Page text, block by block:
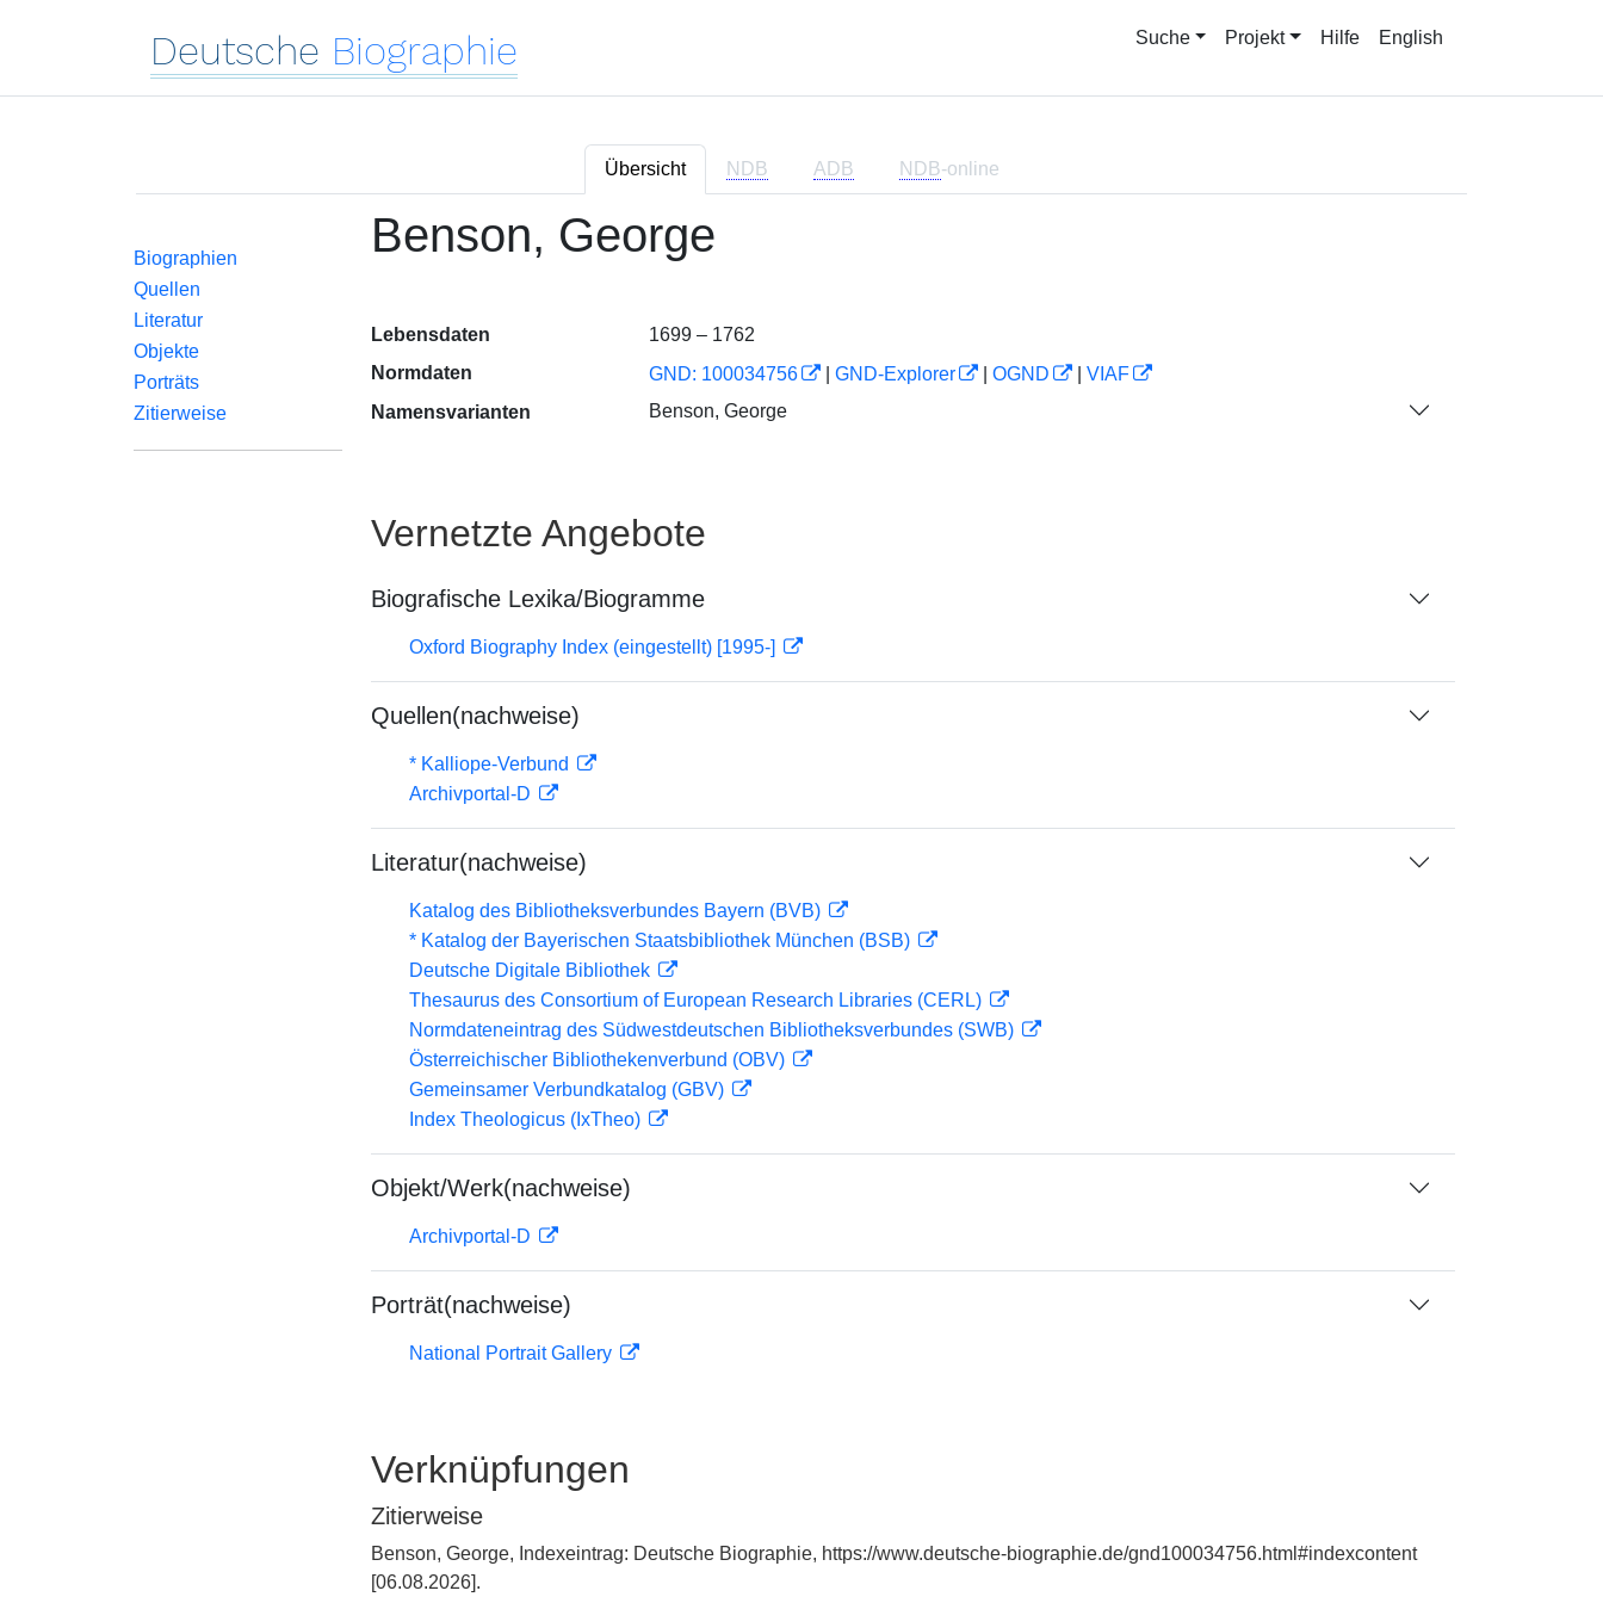
Deutsche Biographie Suche Projekt Hilfe English
Übersicht NDB ADB NDB-online
Biographien
Quellen
Literatur
Objekte
Porträts
Zitierweise
Benson, George
Lebensdaten
1699 – 1762
Normdaten
GND: 100034756 GND-Explorer OGND
VIAF
Namensvarianten
Benson, George
Vernetzte Angebote
Biografische Lexika/Biogramme
Oxford Biography Index (eingestellt) [1995-]
Quellen(nachweise)
* Kalliope-Verbund
Archivportal-D
Literatur(nachweise)
Katalog des Bibliotheksverbundes Bayern (BVB)
* Katalog der Bayerischen Staatsbibliothek München (BSB)
Deutsche Digitale Bibliothek
Thesaurus des Consortium of European Research Libraries (CERL)
Normdateneintrag des Südwestdeutschen Bibliotheksverbundes (SWB)
Österreichischer Bibliothekenverbund (OBV)
Gemeinsamer Verbundkatalog (GBV)
Index Theologicus (IxTheo)
Objekt/Werk(nachweise)
Archivportal-D
Porträt(nachweise)
National Portrait Gallery
Verknüpfungen
Zitierweise
Benson, George, Indexeintrag: Deutsche Biographie, https://www.deutsche-biographie.de/gnd100034756.html#indexcontent
[06.08.2026].